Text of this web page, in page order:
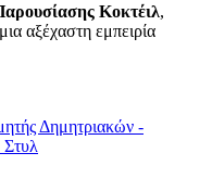
Κοκτέιλ,
αξέχαστη εμπειρία